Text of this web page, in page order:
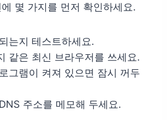
몇 가지를 먼저 확인하세요.
는지 테스트하세요.
같은 최신 브라우저를 쓰세요.
그램이 켜져 있으면 잠시 꺼두
주소를 메모해 두세요.